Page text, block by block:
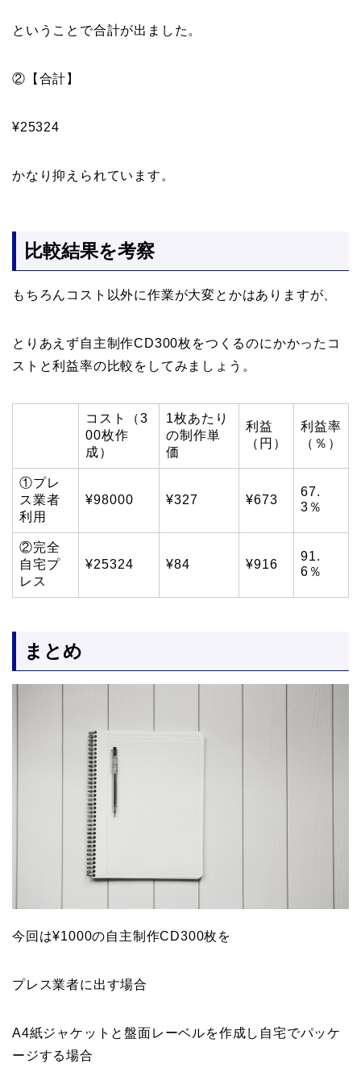
ということで合計が出ました。
② 【合計】
¥25324
かなり抑えられています。
比較結果を考察
もちろんコスト以外に作業が大変とかはありますが、
とりあえず自主制作CD300枚をつくるのにかかったコ
ストと利益率の比較をしてみましょう。
コスト（3
00枚作
成）
1枚あたり
の制作単
価
利益
（円）
利益率
（％）
①プレ
ス業者
利用
¥98000 ¥327 ¥673
67.
3％
②完全
自宅プ
レス
¥25324 ¥84 ¥916
91.
6％
まとめ
今回は¥1000の自主制作CD300枚を
プレス業者に出す場合
A4紙ジャケットと盤面レーベルを作成し自宅でパッケ
ージする場合